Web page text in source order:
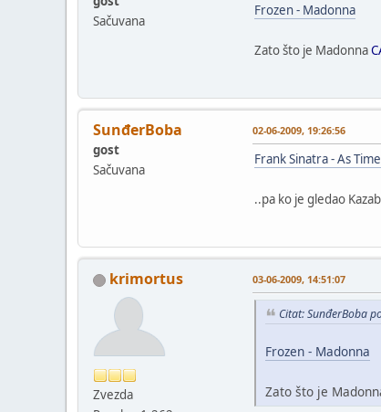
Sačuvana
Frozen - Madonna
Zato što je Madonna
SunđerBoba
gost
Sačuvana
02-06-2009, 19:26:56
Frank Sinatra - As
..pa ko je gledao
krimortus
Zvezda
03-06-2009, 14:51:07
Citat: SunđerBoba
Frozen - Madonna
Zato što je